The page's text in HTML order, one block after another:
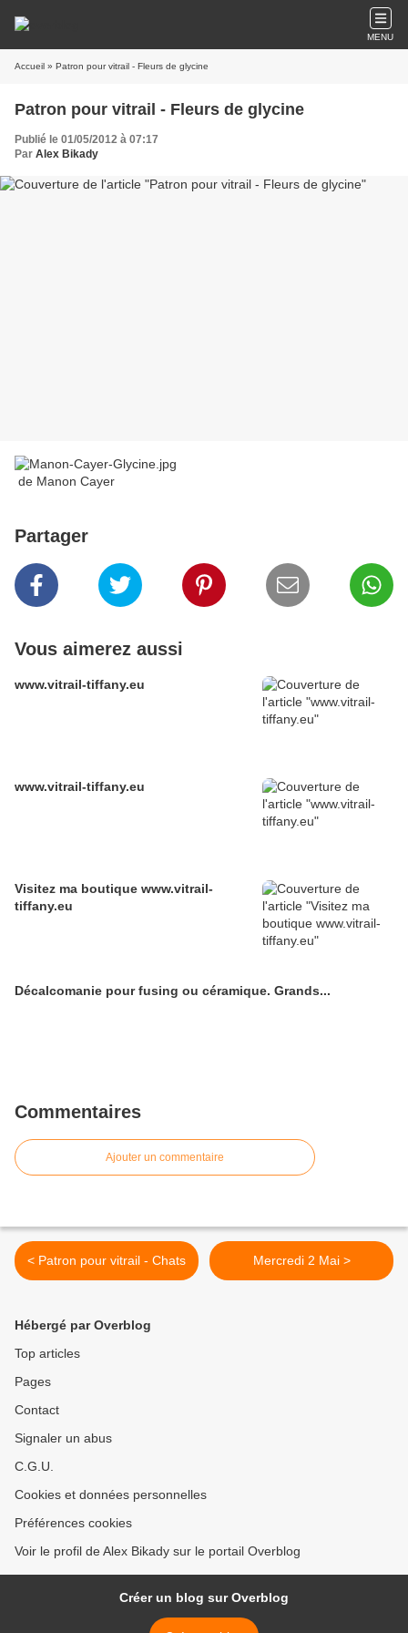
MENU
Accueil » Patron pour vitrail - Fleurs de glycine
Patron pour vitrail - Fleurs de glycine
Publié le 01/05/2012 à 07:17
Par Alex Bikady
de Manon Cayer
Partager
Vous aimerez aussi
www.vitrail-tiffany.eu
www.vitrail-tiffany.eu
Visitez ma boutique www.vitrail-
tiffany.eu
Décalcomanie pour fusing ou céramique. Grands...
Commentaires
Ajouter un commentaire
< Patron pour vitrail - Chats Mercredi 2 Mai >
Hébergé par Overblog
Top articles
Pages
Contact
Signaler un abus
C.G.U.
Cookies et données personnelles
Préférences cookies
Voir le profil de Alex Bikady sur le portail Overblog
Créer un blog sur Overblog